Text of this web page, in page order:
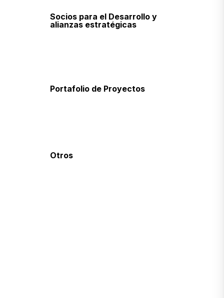
Socios para el Desarrollo y
alianzas estratégicas
Portafolio de Proyectos
Otros